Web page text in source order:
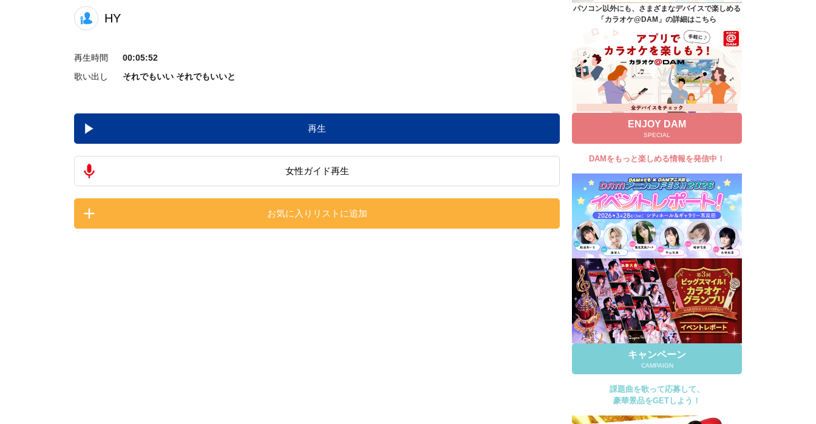
キャンペーン
よくあるご質問
DAMの新曲・ランキングなど
カラオケ最新情報をチェック！
自宅でカラオケ歌い放題！
家族や友達と一緒に！練習にも！
HY
再生時間
00:05:52
歌い出し
それでもいい それでもいいと
再生
女性ガイド再生
お気に入りリストに追加
パソコン以外にも、さまざまなデバイスで楽しめる
「カラオケ@DAM」の詳細はこちら
ENJOY DAM
SPECIAL
DAMをもっと楽しめる情報を発信中！
キャンペーン
CAMPAIGN
課題曲を歌って応募して、
豪華景品をGETしよう！